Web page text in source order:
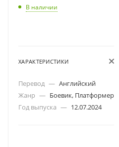
В наличии
ХАРАКТЕРИСТИКИ
Перевод — Английский
Жанр — Боевик, Платформер
Год выпуска — 12.07.2024